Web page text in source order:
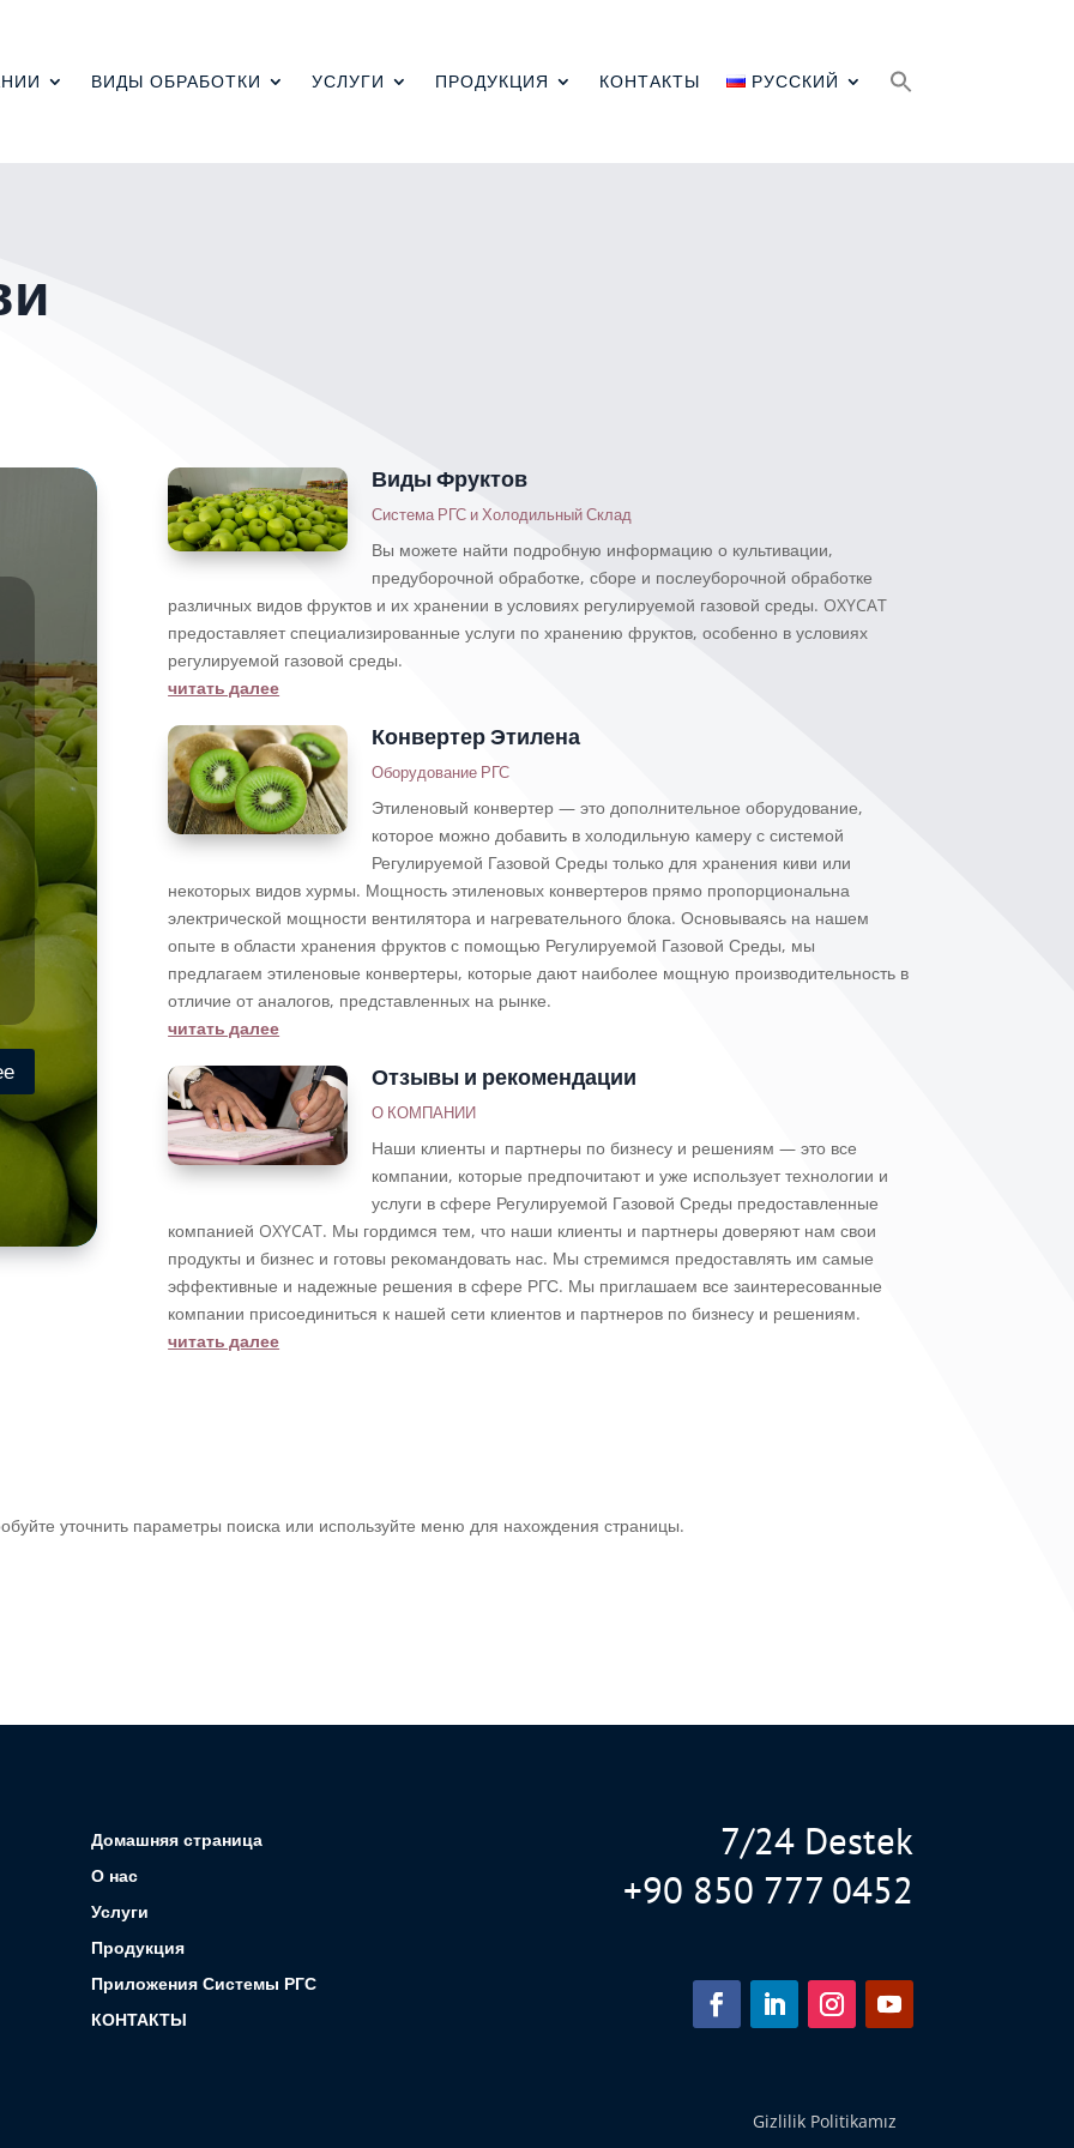
ВИДЫ ОБРАБОТКИ УСЛУГИ ПРОДУКЦИЯ КОНТАКТЫ РУССКИЙ
Виды Фруктов
Система РГС и Холодильный Склад
Вы можете найти подробную информацию о культивации,
предуборочной обработке, сборе и послеуборочной обработке
различных видов фруктов и их хранении в условиях регулируемой газовой среды. OXYCAT
предоставляет специализированные услуги по хранению фруктов, особенно в условиях
регулируемой газовой среды.
читать далее
Конвертер Этилена
Оборудование РГС
Этиленовый конвертер — это дополнительное оборудование,
которое можно добавить в холодильную камеру с системой
Регулируемой Газовой Среды только для хранения киви или
некоторых видов хурмы. Мощность этиленовых конвертеров прямо пропорциональна
электрической мощности вентилятора и нагревательного блока. Основываясь на нашем
опыте в области хранения фруктов с помощью Регулируемой Газовой Среды, мы
предлагаем этиленовые конвертеры, которые дают наиболее мощную производительность в
отличие от аналогов, представленных на рынке.
читать далее
Отзывы и рекомендации
О КОМПАНИИ
Наши клиенты и партнеры по бизнесу и решениям — это все
компании, которые предпочитают и уже использует технологии и
услуги в сфере Регулируемой Газовой Среды предоставленные
компанией OXYCAT. Мы гордимся тем, что наши клиенты и партнеры доверяют нам свои
продукты и бизнес и готовы рекомандовать нас. Мы стремимся предоставлять им самые
эффективные и надежные решения в сфере РГС. Мы приглашаем все заинтересованные
компании присоединиться к нашей сети клиентов и партнеров по бизнесу и решениям.
читать далее
уточнить параметры поиска или используйте меню для нахождения страницы.
Домашняя страница
О нас
Услуги
Продукция
Приложения Системы РГС
КОНТАКТЫ
7/24 Destek
+90 850 777 0452
Gizlilik Politikamız